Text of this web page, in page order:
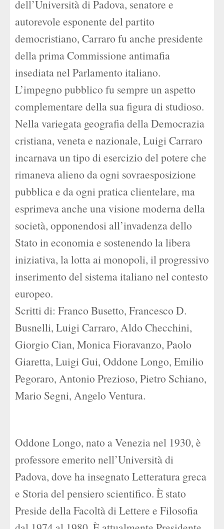
dell’Università di Padova, senatore e
autorevole esponente del partito
democristiano, Carraro fu anche presidente
della prima Commissione antimafia
insediata nel Parlamento italiano.
L’impegno pubblico fu sempre un aspetto
complementare della sua figura di studioso.
Nella variegata geografia della Democrazia
cristiana, veneta e nazionale, Luigi Carraro
incarnava un tipo di esercizio del potere che
rimaneva alieno da ogni sovraesposizione
pubblica e da ogni pratica clientelare, ma
esprimeva anche una visione moderna della
società, opponendosi all’invadenza dello
Stato in economia e sostenendo la libera
iniziativa, la lotta ai monopoli, il progressivo
inserimento del sistema italiano nel contesto
europeo.
Scritti di: Franco Busetto, Francesco D.
Busnelli, Luigi Carraro, Aldo Checchini,
Giorgio Cian, Monica Fioravanzo, Paolo
Giaretta, Luigi Gui, Oddone Longo, Emilio
Pegoraro, Antonio Prezioso, Pietro Schiano,
Mario Segni, Angelo Ventura.
Oddone Longo, nato a Venezia nel 1930, è
professore emerito nell’Università di
Padova, dove ha insegnato Letteratura greca
e Storia del pensiero scientifico. È stato
Preside della Facoltà di Lettere e Filosofia